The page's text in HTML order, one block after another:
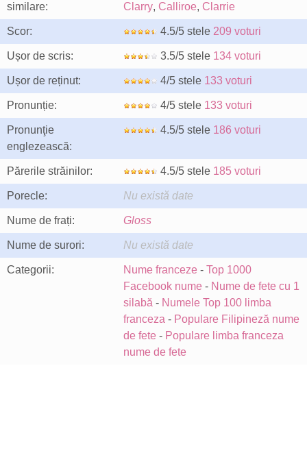
similare:
Clarry, Calliroe, Clarrie
Scor: 4.5/5 stele 209 voturi
Ușor de scris: 3.5/5 stele 134 voturi
Ușor de reținut: 4/5 stele 133 voturi
Pronunție: 4/5 stele 133 voturi
Pronunţie
englezească:
4.5/5 stele 186 voturi
Părerile străinilor: 4.5/5 stele 185 voturi
Porecle: Nu există date
Nume de frați: Gloss
Nume de surori: Nu există date
Categorii: Nume franceze - Top 1000
Facebook nume - Nume de fete cu 1
silabă - Numele Top 100 limba
franceza - Populare Filipineză nume
de fete - Populare limba franceza
nume de fete